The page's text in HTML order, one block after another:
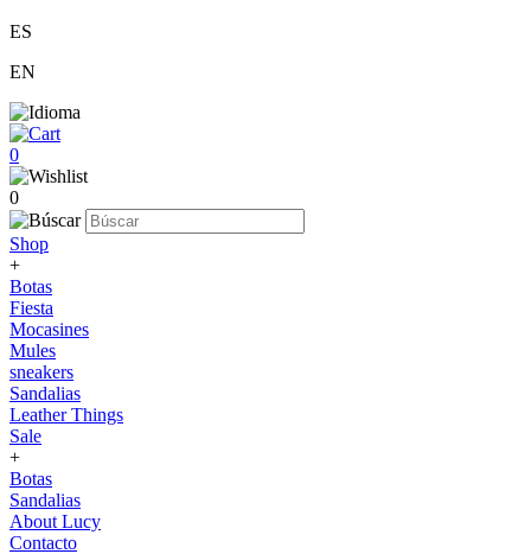
ES
EN
0
0
Shop
+
Botas
Fiesta
Mocasines
Mules
sneakers
Sandalias
Leather Things
Sale
+
Botas
Sandalias
About Lucy
Contacto